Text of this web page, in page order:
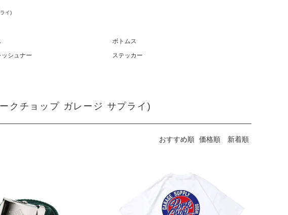
イ)
ボトムス
ッシュナー
ステッカー
クチョップ ガレージ サプライ)
おすすめ順 価格順 新着順